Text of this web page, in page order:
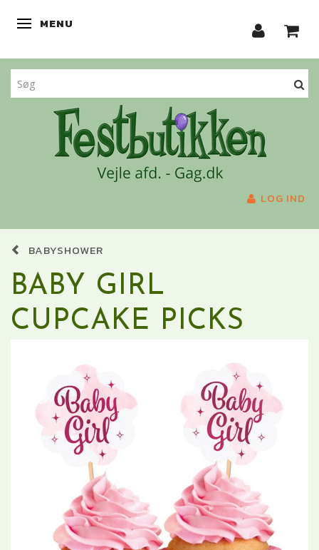
SKIFTE NAVIGATION
MENU
LOG IND
BABYSHOWER
BABY GIRL
CUPCAKE PICKS